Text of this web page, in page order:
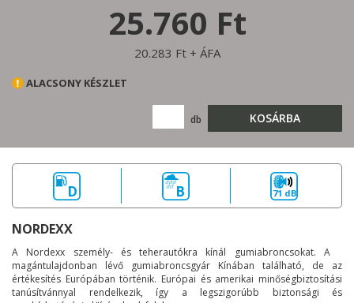
25.760 Ft
20.283 Ft + ÁFA
ALACSONY KÉSZLET
db KOSÁRBA
D B 71 dB
NORDEXX
A Nordexx személy- és teherautókra kínál gumiabroncsokat. A
magántulajdonban lévő gumiabroncsgyár Kínában található, de az
értékesítés Európában történik. Európai és amerikai minőségbiztosítási
tanúsítvánnyal rendelkezik, így a legszigorúbb biztonsági és